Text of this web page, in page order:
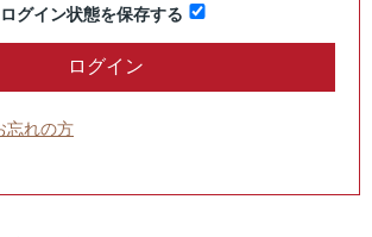
ログイン状態を保存する
忘れの方